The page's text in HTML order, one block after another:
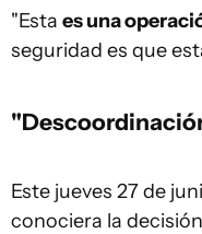
"Esta es una
seguridad es que
Este jueves 27 de
conociera la